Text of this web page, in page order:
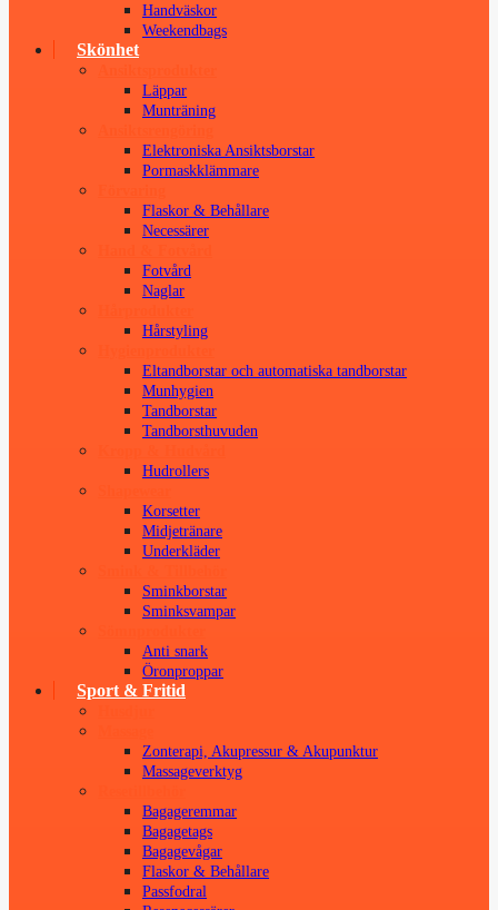
Handväskor
Weekendbags
Skönhet
Läppar
Munträning
Elektroniska Ansiktsborstar
Pormaskklämmare
Flaskor & Behållare
Necessärer
Fotvård
Naglar
Hårstyling
Eltandborstar och automatiska tandborstar
Munhygien
Tandborstar
Tandborsthuvuden
Hudrollers
Korsetter
Midjetränare
Underkläder
Sminkborstar
Sminksvampar
Anti snark
Öronproppar
Sport & Fritid
Zonterapi, Akupressur & Akupunktur
Massageverktyg
Bagageremmar
Bagagetags
Bagagevågar
Flaskor & Behållare
Passfodral